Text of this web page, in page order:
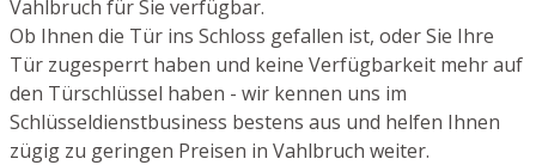
Vahlbruch für Sie verfügbar.
Ob Ihnen die Tür ins Schloss gefallen ist, oder Sie Ihre
Tür zugesperrt haben und keine Verfügbarkeit mehr auf
den Türschlüssel haben - wir kennen uns im
Schlüsseldienstbusiness bestens aus und helfen Ihnen
zügig zu geringen Preisen in Vahlbruch weiter.